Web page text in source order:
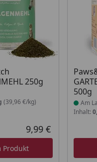
250g
Lager
(39,96 €/kg)
Aktueller
9,99 €
Produkt
500g
Am
Inhalt: